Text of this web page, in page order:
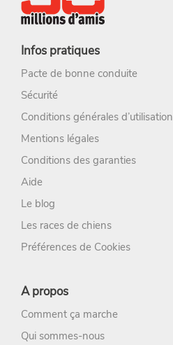
Infos pratiques
Pacte de bonne conduite
Sécurité
Conditions générales d’utilisation
Mentions légales
Conditions des garanties
Aide
Le blog
Les races de chiens
Préférences de Cookies
A propos
Comment ça marche
Qui sommes-nous